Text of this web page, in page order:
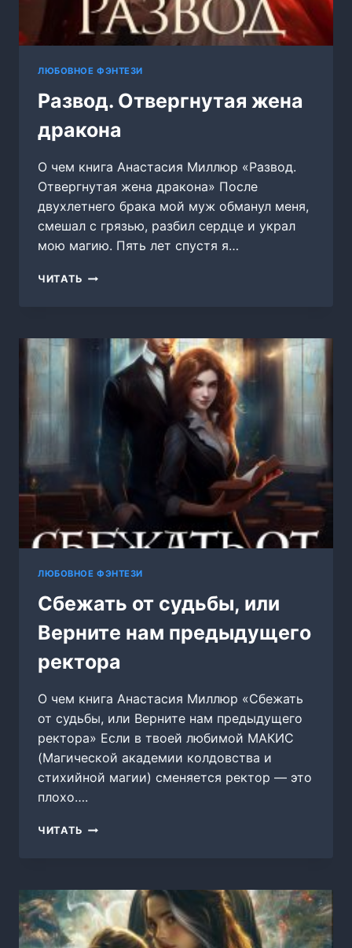
ЛЮБОВНОЕ ФЭНТЕЗИ
Развод. Отвергнутая жена
дракона
О чем книга Анастасия Миллюр «Развод.
Отвергнутая жена дракона» После
двухлетнего брака мой муж обманул меня,
смешал с грязью, разбил сердце и украл
мою магию. Пять лет спустя я…
ЧИТАТЬ РАЗВОД.
ЛЮБОВНОЕ ФЭНТЕЗИ
Сбежать от судьбы, или
Верните нам предыдущего
ректора
О чем книга Анастасия Миллюр «Сбежать
от судьбы, или Верните нам предыдущего
ректора» Если в твоей любимой МАКИС
(Магической академии колдовства и
стихийной магии) сменяется ректор — это
плохо….
ЧИТАТЬ СБЕЖАТЬ
ВЕРНИТЕ
НАМ
ПРЕДЫДУЩЕГО
РЕКТОРА